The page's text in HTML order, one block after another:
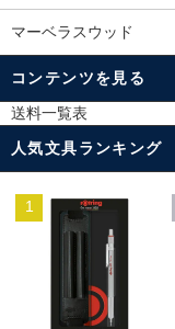
マーベラスウッド
コンテンツを見る
送料一覧表
人気文具ランキング
1